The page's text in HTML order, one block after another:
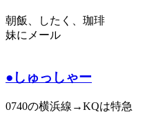
朝飯、したく、珈琲
妹にメール
●しゅっしゃー
0740の横浜線→KQは特急